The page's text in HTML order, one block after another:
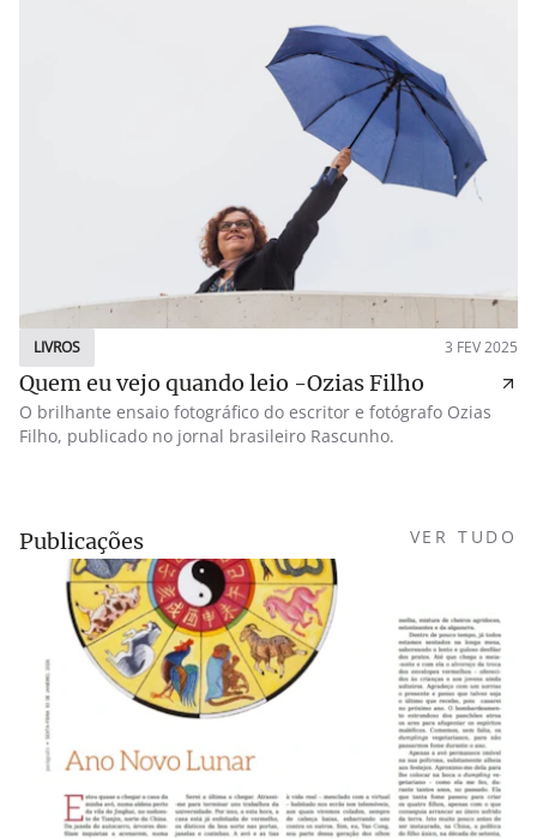
o tempo tenta apagar. Este livro não é um epílogo, mas um
recomeço. E como toda a boa poesia, termina onde começa:
no território indizível da emoção. Com ele, aprendemos que
há flores que só a cinza faz nascer, e talvez a esperança seja
uma delas. E é talvez essa esperança, discreta mas
insistente, que faz da poesia de Dora Gago um lugar de
LIVROS 3 FEV 2025
Quem eu vejo quando leio -Ozias Filho
O brilhante ensaio fotográfico do escritor e fotógrafo Ozias
Filho, publicado no jornal brasileiro Rascunho.
Publicações VER TUDO